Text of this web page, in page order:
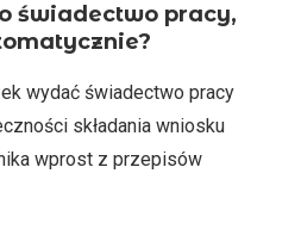
świadectwo pracy,
wydać świadectwo pracy
składania wniosku
wprost z przepisów